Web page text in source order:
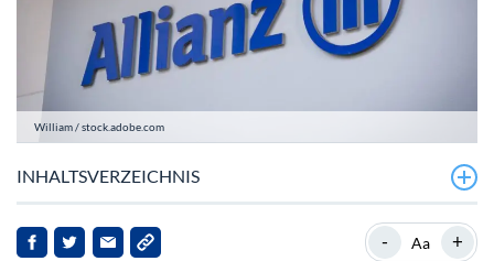
William / stock.adobe.com
INHALTSVERZEICHNIS
Allianz: Impulse nach dem 1. Halbjahr?
- Aa +